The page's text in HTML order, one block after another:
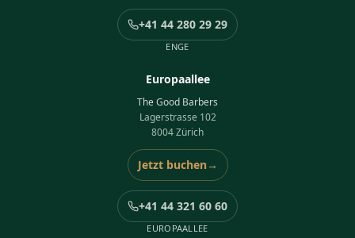
+41 44 280 29 29
ENGE
Europaallee
The Good Barbers
Lagerstrasse 102
8004 Zürich
Jetzt buchen→
+41 44 321 60 60
EUROPAALLEE